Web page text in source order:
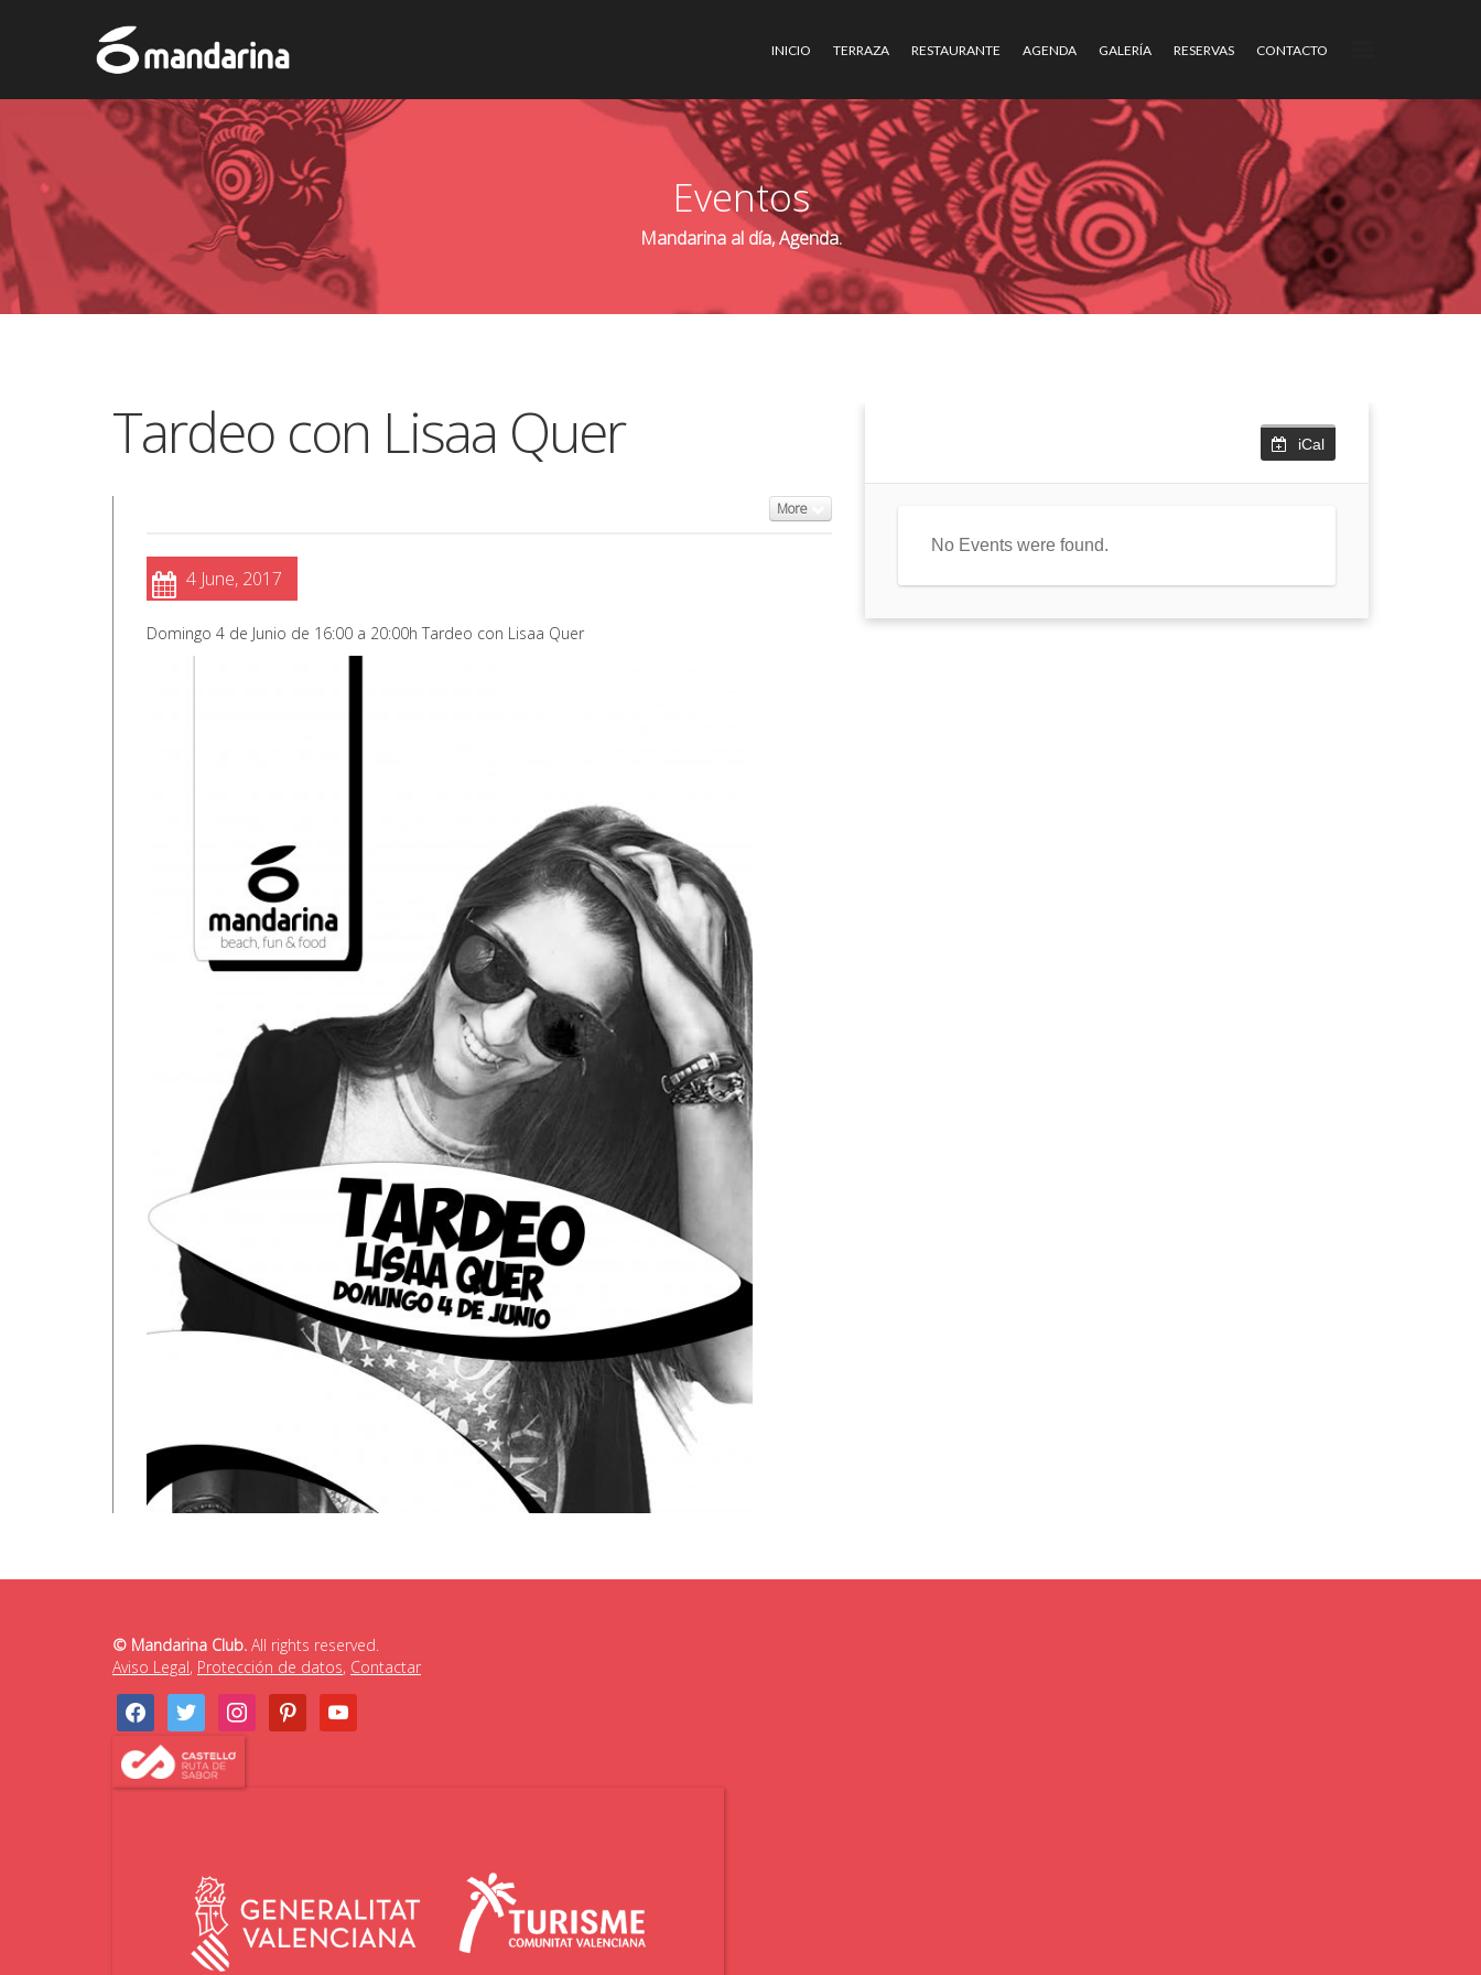
INICIO TERRAZA RESTAURANTE AGENDA GALERÍA RESERVAS CONTACTO
Eventos
Mandarina al día, Agenda.
Tardeo con Lisaa Quer
More
4 June, 2017
Domingo 4 de Junio de 16:00 a 20:00h Tardeo con Lisaa Quer
iCal
No Events were found.
© Mandarina Club. All rights reserved.
Aviso Legal, Protección de datos, Contactar
facebooktwitter instagrampinterestyoutube